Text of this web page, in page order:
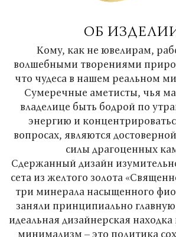
ОБ
Кому, как не ювелирам,
волшебными творениями
что чудеса в нашем реальном
Сумеречные аметисты, чья
владелице быть бодрой по
энергию и
вопросах, являются
силы драгоценных
Сдержанный дизайн
сета из желтого золота
три минерала насыщенного
заняли принципиально
идеальная дизайнерская
минимализм – это политика